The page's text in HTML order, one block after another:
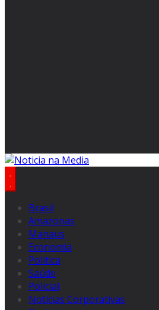
Brasil
Amazonas
Manaus
Economia
Politica
Saúde
Policial
Notícias Corporativas